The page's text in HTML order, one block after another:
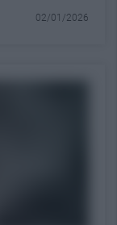
02/01/2026